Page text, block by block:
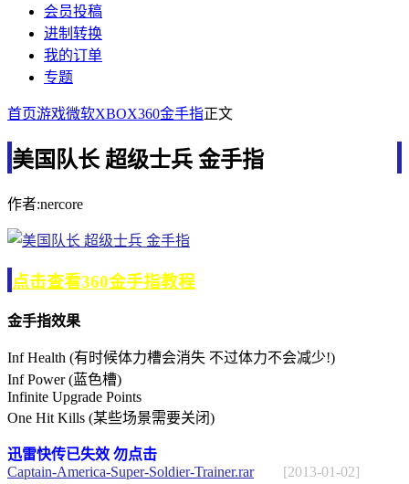
会员投稿
进制转换
我的订单
专题
首页游戏微软XBOX360金手指正文
美国队长 超级士兵 金手指
作者:nercore
点击查看360金手指教程
金手指效果
Inf Health (有时候体力槽会消失 不过体力不会减少!)
Inf Power (蓝色槽)
Infinite Upgrade Points
One Hit Kills (某些场景需要关闭)
迅雷快传已失效 勿点击
Captain-America-Super-Soldier-Trainer.rar
[2013-01-02]